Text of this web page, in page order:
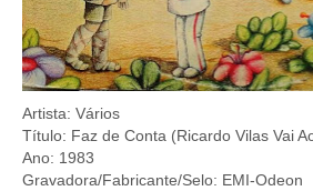
Artista: Vários
Título: Faz de Conta (Ricardo Vilas Vai
Ano: 1983
Gravadora/Fabricante/Selo: EMI-Odeon